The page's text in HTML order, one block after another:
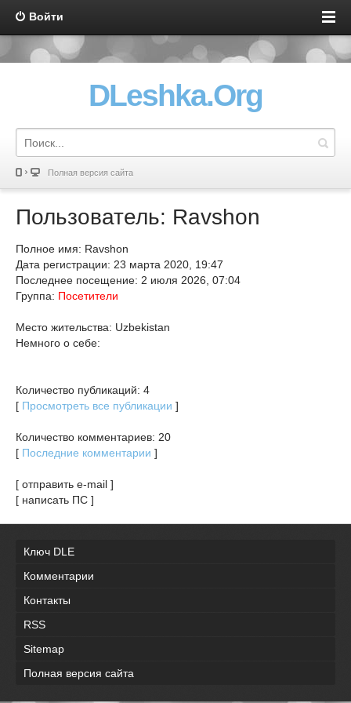
Войти
DLeshka.Org
Полная версия сайта
Пользователь: Ravshon
Полное имя: Ravshon
Дата регистрации: 23 марта 2020, 19:47
Последнее посещение: 2 июля 2026, 07:04
Группа: Посетители
Место жительства: Uzbekistan
Немного о себе:
Количество публикаций: 4
[ Просмотреть все публикации ]
Количество комментариев: 20
[ Последние комментарии ]
[ отправить e-mail ]
[ написать ПС ]
Ключ DLE
Комментарии
Контакты
RSS
Sitemap
Полная версия сайта